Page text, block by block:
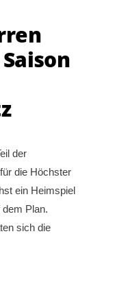
der
die Höchster
ein Heimspiel
Plan.
sich die